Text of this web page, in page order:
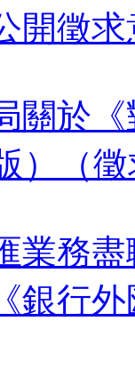
開徵
關於
）（
業務
銀行